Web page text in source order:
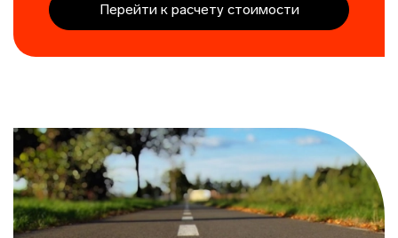
Перейти к расчету стоимости